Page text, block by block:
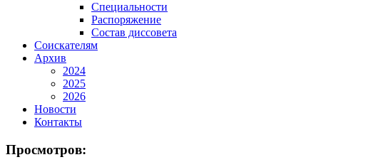
Специальности
Распоряжение
Состав диссовета
Соискателям
Архив
2024
2025
2026
Новости
Контакты
Просмотров: